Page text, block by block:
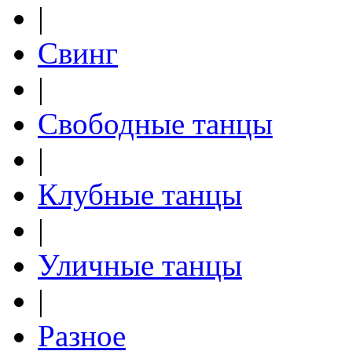
|
Свинг
|
Свободные танцы
|
Клубные танцы
|
Уличные танцы
|
Разное